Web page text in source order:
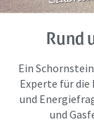
Rund
Ein
Experte für
und
und